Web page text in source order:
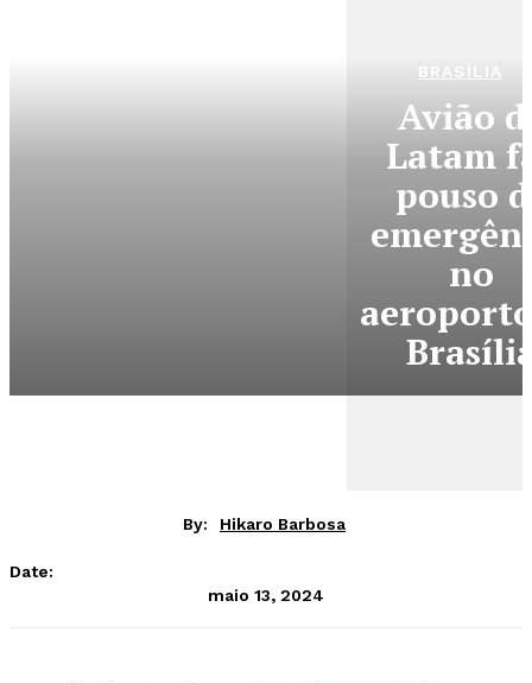
BRASÍLIA
Avião
Latam
pouso
no
By: Hikaro Barbosa
Date:
maio 13, 2024